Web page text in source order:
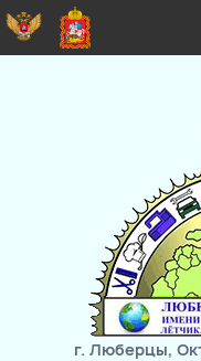
г. Люберцы,